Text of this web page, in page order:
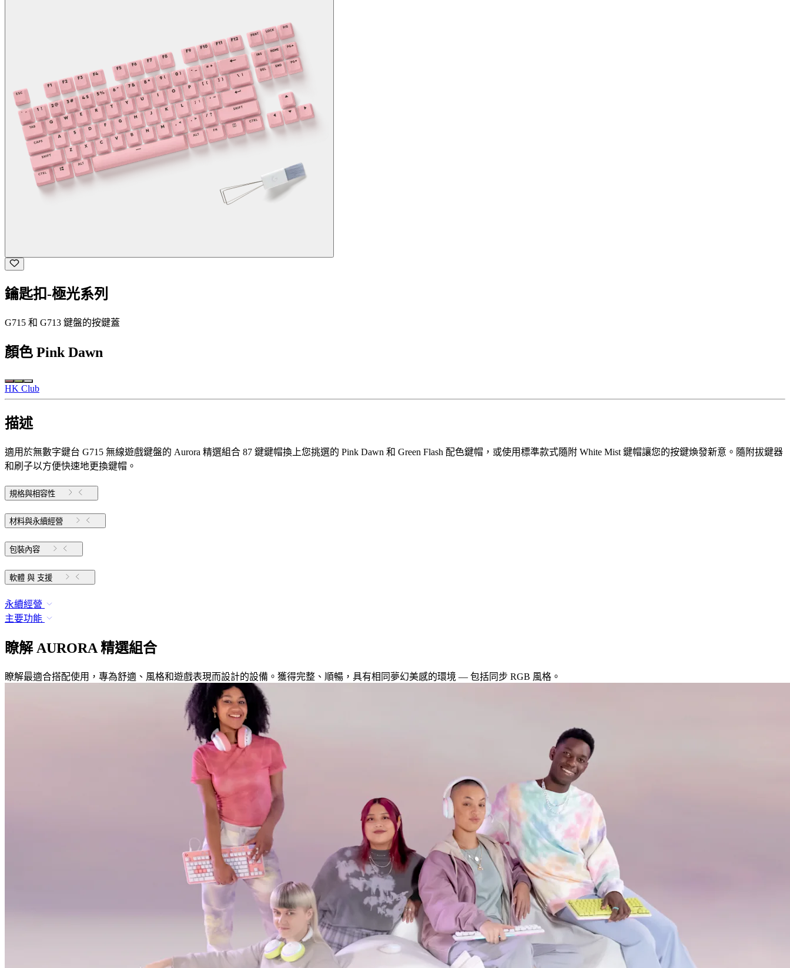
鑰匙扣-極光系列
G715 和 G713 鍵盤的按鍵蓋
顏色 Pink Dawn
HK Club
描述
適用於無數字鍵台 G715 無線遊戲鍵盤的 Aurora 精選組合 87 鍵鍵帽換上您挑選的 Pink Dawn 和 Green Flash 配色鍵帽，或使用標準款式隨附 White Mist 鍵帽讓您的按鍵煥發新意。隨附拔鍵器
和刷子以方便快速地更換鍵帽。
規格與相容性
材料與永續經營
包裝內容
軟體 與 支援
永續經營
主要功能
瞭解 AURORA 精選組合
瞭解最適合搭配使用，專為舒適、風格和遊戲表現而設計的設備。獲得完整、順暢，具有相同夢幻美感的環境 — 包括同步 RGB 風格。